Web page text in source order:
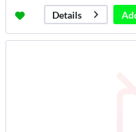
Details